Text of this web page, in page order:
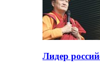
Лидер